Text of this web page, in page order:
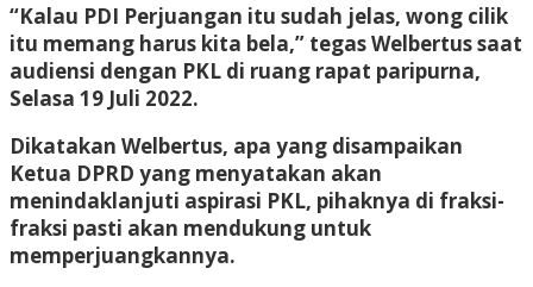
“Kalau PDI Perjuangan itu sudah jelas, wong cilik
itu memang harus kita bela,” tegas Welbertus saat
audiensi dengan PKL di ruang rapat paripurna,
Selasa 19 Juli 2022.
Dikatakan Welbertus, apa yang disampaikan
Ketua DPRD yang menyatakan akan
menindaklanjuti aspirasi PKL, pihaknya di fraksi-
fraksi pasti akan mendukung untuk
memperjuangkannya.